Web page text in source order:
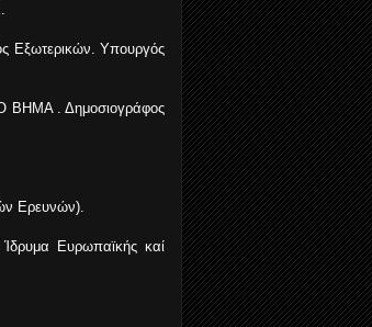
Εξωτερικών. Υπουργός
ΒΗΜΑ . Δημοσιογράφος
Ερευνών).
Ευρωπαϊκής καί